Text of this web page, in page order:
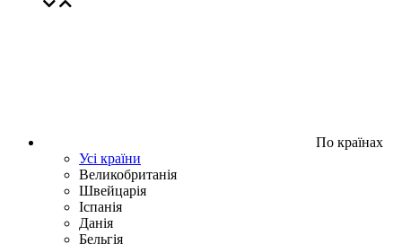
По країнах
Усі країни
Великобританія
Швейцарія
Іспанія
Данія
Бельгія